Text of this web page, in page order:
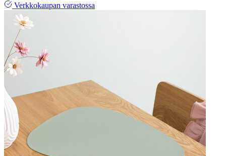
Verkkokaupan varastossa